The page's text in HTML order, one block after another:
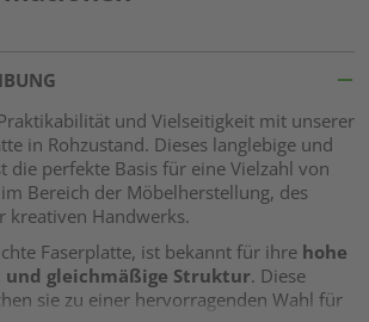
und Vielseitigkeit mit unserer
in Rohzustand. Dieses langlebige und
die perfekte Basis für eine Vielzahl von
Bereich der Möbelherstellung, des
kreativen Handwerks.
Faserplatte, ist bekannt für ihre hohe
gleichmäßige Struktur. Diese
sie zu einer hervorragenden Wahl für